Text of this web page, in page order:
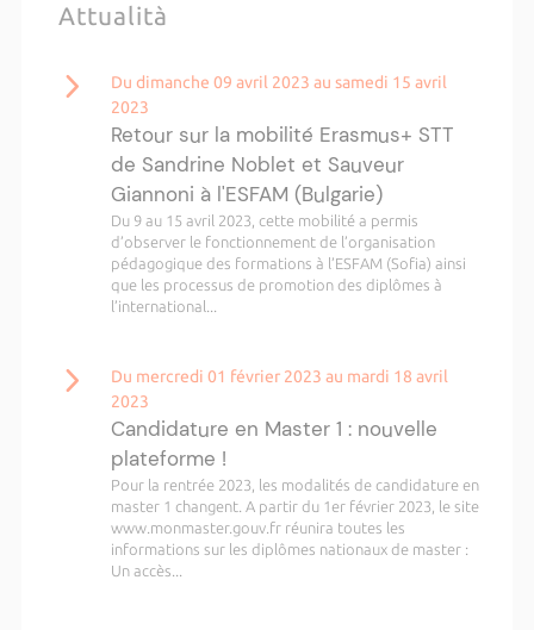
Attualità
Du dimanche 09 avril 2023 au samedi 15 avril
2023
Retour sur la mobilité Erasmus+ STT
de Sandrine Noblet et Sauveur
Giannoni à l'ESFAM (Bulgarie)
Du 9 au 15 avril 2023, cette mobilité a permis
d’observer le fonctionnement de l’organisation
pédagogique des formations à l’ESFAM (Sofia) ainsi
que les processus de promotion des diplômes à
l’international...
Du mercredi 01 février 2023 au mardi 18 avril
2023
Candidature en Master 1 : nouvelle
plateforme !
Pour la rentrée 2023, les modalités de candidature en
master 1 changent. A partir du 1er février 2023, le site
www.monmaster.gouv.fr réunira toutes les
informations sur les diplômes nationaux de master :
Un accès...